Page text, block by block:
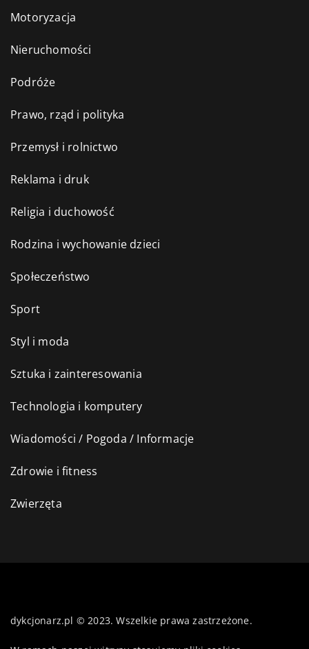
Motoryzacja
Nieruchomości
Podróże
Prawo, rząd i polityka
Przemysł i rolnictwo
Reklama i druk
Religia i duchowość
Rodzina i wychowanie dzieci
Społeczeństwo
Sport
Styl i moda
Sztuka i zainteresowania
Technologia i komputery
Wiadomości / Pogoda / Informacje
Zdrowie i fitness
Zwierzęta
dykcjonarz.pl © 2023. Wszelkie prawa zastrzeżone.